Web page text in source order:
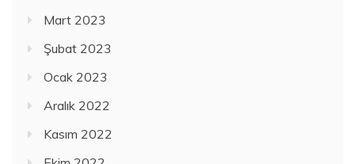
Mart 2023
Şubat 2023
Ocak 2023
Aralık 2022
Kasım 2022